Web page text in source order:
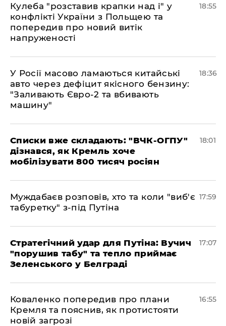
Кулеба "розставив крапки над і" у
конфлікті України з Польщею та
попередив про новий витік
напруженості
18:55
У Росії масово ламаються китайські
авто через дефіцит якісного бензину:
"Заливають Євро-2 та вбивають
машину"
18:36
Списки вже складають: "ВЧК-ОГПУ"
дізнався, як Кремль хоче
мобілізувати 800 тисяч росіян
18:01
Муждабаєв розповів, хто та коли "виб'є
табуретку" з-під Путіна
17:59
Стратегічний удар для Путіна: Вучич
"порушив табу" та тепло приймає
Зеленського у Белграді
17:07
Коваленко попередив про плани
Кремля та пояснив, як протистояти
новій загрозі
16:55